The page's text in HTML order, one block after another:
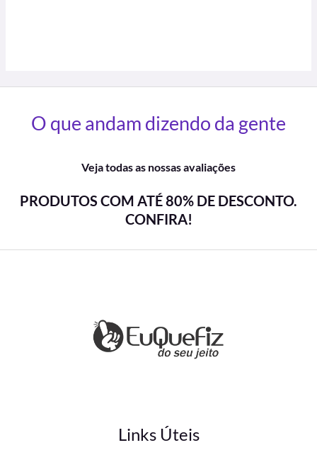
O que andam dizendo da gente
Veja todas as nossas avaliações
PRODUTOS COM ATÉ 80% DE DESCONTO.
CONFIRA!
Links Úteis